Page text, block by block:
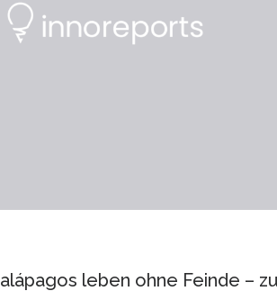
leben ohne Feinde –